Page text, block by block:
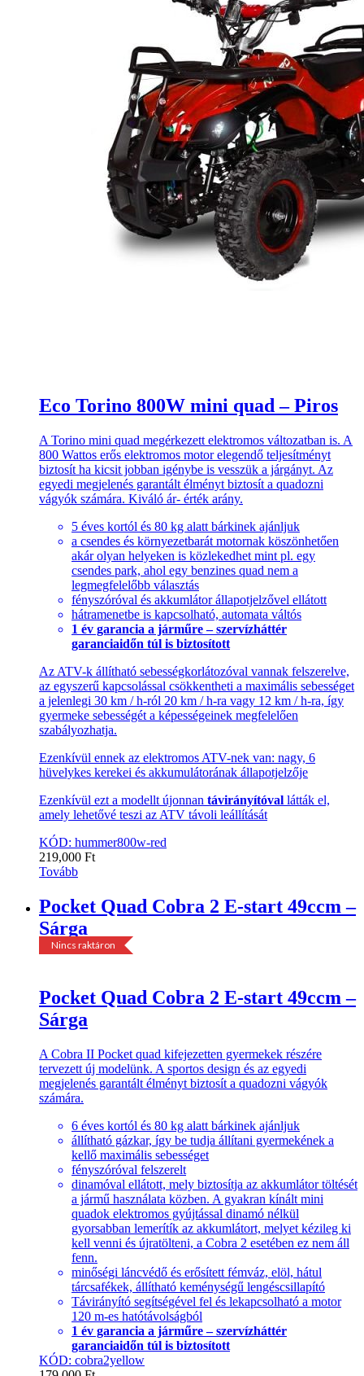
Eco Torino 800W mini quad – Piros
A Torino mini quad megérkezett elektromos változatban is. A
800 Wattos erős elektromos motor elegendő teljesítményt
biztosít ha kicsit jobban igénybe is vesszük a járgányt. Az
egyedi megjelenés garantált élményt biztosít a quadozni
vágyók számára. Kiváló ár- érték arány.
5 éves kortól és 80 kg alatt bárkinek ajánljuk
a csendes és környezetbarát motornak köszönhetően
akár olyan helyeken is közlekedhet mint pl. egy
csendes park, ahol egy benzines quad nem a
legmegfelelőbb választás
fényszóróval és akkumlátor állapotjelzővel ellátott
hátramenetbe is kapcsolható, automata váltós
1 év garancia a járműre – szervízháttér
garanciaidőn túl is biztosított
Az ATV-k állítható sebességkorlátozóval vannak felszerelve,
az egyszerű kapcsolással csökkentheti a maximális sebességet
a jelenlegi 30 km / h-ról 20 km / h-ra vagy 12 km / h-ra, így
gyermeke sebességét a képességeinek megfelelően
szabályozhatja.
Ezenkívül ennek az elektromos ATV-nek van: nagy, 6
hüvelykes kerekei és akkumulátorának állapotjelzője
Ezenkívül ezt a modellt újonnan távirányítóval látták el,
amely lehetővé teszi az ATV távoli leállítását
KÓD: hummer800w-red
219,000 Ft
Tovább
Nincs raktáron
Pocket Quad Cobra 2 E-start 49ccm –
Sárga
Pocket Quad Cobra 2 E-start 49ccm –
Sárga
A Cobra II Pocket quad kifejezetten gyermekek részére
tervezett új modelünk. A sportos design és az egyedi
megjelenés garantált élményt biztosít a quadozni vágyók
számára.
6 éves kortól és 80 kg alatt bárkinek ajánljuk
állítható gázkar, így be tudja állítani gyermekének a
kellő maximális sebességet
fényszóróval felszerelt
dinamóval ellátott, mely biztosítja az akkumlátor töltését
a jármű használata közben. A gyakran kínált mini
quadok elektromos gyújtással dinamó nélkül
gyorsabban lemerítík az akkumlátort, melyet kézileg ki
kell venni és újratölteni, a Cobra 2 esetében ez nem áll
fenn.
minőségi láncvédő és erősített fémváz, elöl, hátul
tárcsafékek, állítható keménységű lengéscsillapító
Távirányító segítségével fel és lekapcsolható a motor
120 m-es hatótávolságból
1 év garancia a járműre – szervízháttér
garanciaidőn túl is biztosított
KÓD: cobra2yellow